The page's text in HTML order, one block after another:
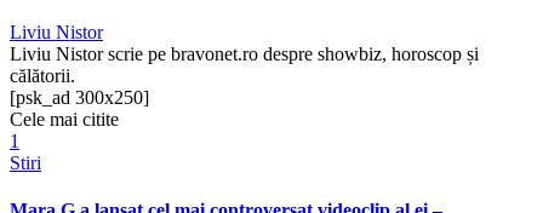
Liviu Nistor
Liviu Nistor scrie pe bravonet.ro despre showbiz, horoscop și
călătorii.
[psk_ad 300x250]
Cele mai citite
1
Stiri